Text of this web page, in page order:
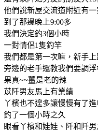
他們說新屋交流道附近有
到了那邊晚上9:00多
我們決定釣3個小時
一對情侶1隻釣竿
我們都是第一次嘛，新手上
旁邊的老手還教我們要調
果真~~薑是老的辣
苡阡男友馬上有業績
丫檳也不遑多讓慢慢有了
釣了一個小時之久
眼看丫檳和娃娃、阡和阡